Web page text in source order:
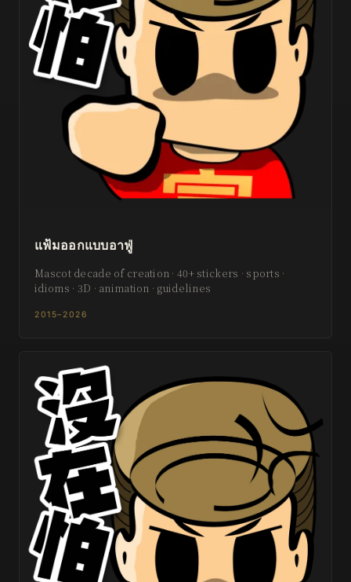
แฟ้มออกแบบอาฟู่
Mascot decade of creation · 40+ stickers · sports ·
idioms · 3D · animation · guidelines
2015–2026